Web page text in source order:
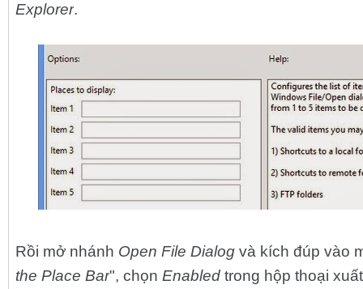
Explorer.
Rồi mở nhánh Open File Dialog và kích đúp vào
the Place Bar", chọn Enabled trong hộp thoại